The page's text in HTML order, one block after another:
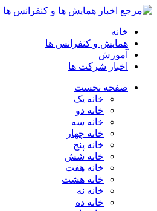
خانه
همایش و کنفرانس ها
آموزش
اخبار شرکت ها
صفحه نخست
خانه یک
خانه دو
خانه سه
خانه چهار
خانه پنج
خانه شش
خانه هفت
خانه هشت
خانه نه
خانه ده